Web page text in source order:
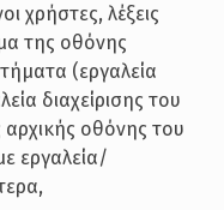
χρήστες, λέξεις
της οθόνης
(εργαλεία
διαχείρισης του
οθόνης του
εργαλεία/